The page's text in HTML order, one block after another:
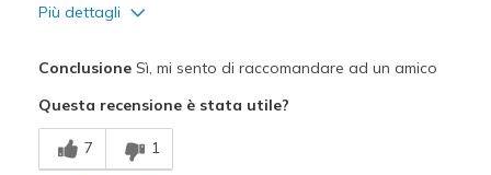
Più dettagli
Migliori Utilizzi:
Travel
ConclusioneSì, mi sento di raccomandare ad un amico
Questa recensione è stata utile?
7 1